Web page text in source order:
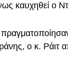
καυχηθεί ο
ο κ. Ράιτ